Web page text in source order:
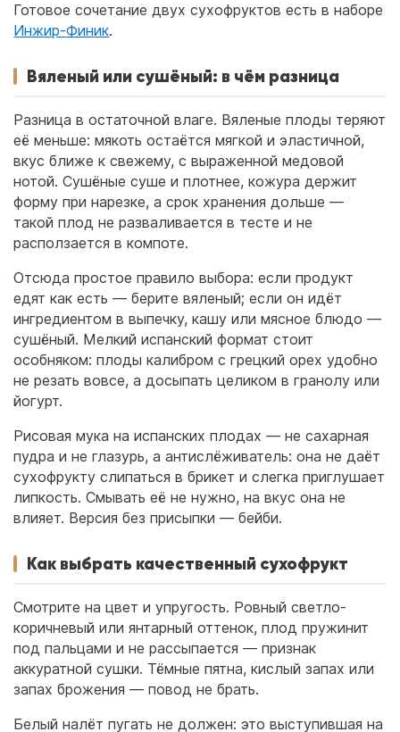
Готовое сочетание двух сухофруктов есть в наборе
Инжир-Финик.
Вяленый или сушёный: в чём разница
Разница в остаточной влаге. Вяленые плоды теряют
её меньше: мякоть остаётся мягкой и эластичной,
вкус ближе к свежему, с выраженной медовой
нотой. Сушёные суше и плотнее, кожура держит
форму при нарезке, а срок хранения дольше —
такой плод не разваливается в тесте и не
расползается в компоте.
Отсюда простое правило выбора: если продукт
едят как есть — берите вяленый; если он идёт
ингредиентом в выпечку, кашу или мясное блюдо —
сушёный. Мелкий испанский формат стоит
особняком: плоды калибром с грецкий орех удобно
не резать вовсе, а досыпать целиком в гранолу или
йогурт.
Рисовая мука на испанских плодах — не сахарная
пудра и не глазурь, а антислёживатель: она не даёт
сухофрукту слипаться в брикет и слегка приглушает
липкость. Смывать её не нужно, на вкус она не
влияет. Версия без присыпки — бейби.
Как выбрать качественный сухофрукт
Смотрите на цвет и упругость. Ровный светло-
коричневый или янтарный оттенок, плод пружинит
под пальцами и не рассыпается — признак
аккуратной сушки. Тёмные пятна, кислый запах или
запах брожения — повод не брать.
Белый налёт пугать не должен: это выступившая на